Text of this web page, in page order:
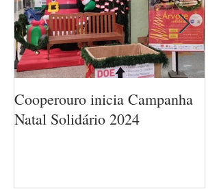
Cooperouro inicia Campanha
Natal Solidário 2024